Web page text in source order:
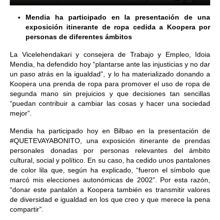
Mendia ha participado en la presentación de una
exposición itinerante de ropa cedida a Koopera por
personas de diferentes ámbitos
La Vicelehendakari y consejera de Trabajo y Empleo, Idoia
Mendia, ha defendido hoy “plantarse ante las injusticias y no dar
un paso atrás en la igualdad”, y lo ha materializado donando a
Koopera una prenda de ropa para promover el uso de ropa de
segunda mano sin prejuicios y que decisiones tan sencillas
“puedan contribuir a cambiar las cosas y hacer una sociedad
mejor”.
Mendia ha participado hoy en Bilbao en la presentación de
#QUETEVAYABONITO, una exposición itinerante de prendas
personales donadas por personas relevantes del ámbito
cultural, social y político. En su caso, ha cedido unos pantalones
de color lila que, según ha explicado, “fueron el símbolo que
marcó mis elecciones autonómicas de 2002”. Por esta razón,
“donar este pantalón a Koopera también es transmitir valores
de diversidad e igualdad en los que creo y que merece la pena
compartir”.